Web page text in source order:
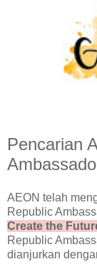
Pencarian
AEON telah
Republic
Create the
Republic
dianjurkan